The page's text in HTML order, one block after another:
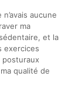
aucune
ma
et la
exercices
posturaux
qualité de